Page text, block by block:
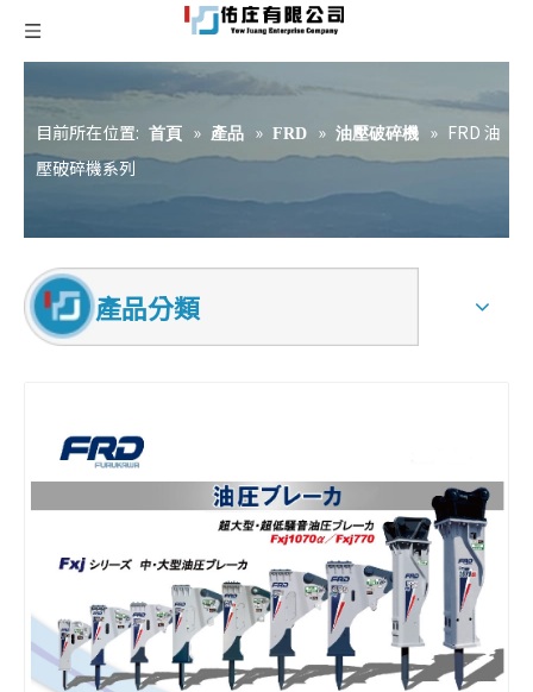
目前所在位置: 首頁 » 產品 » FRD » 油壓破碎機 » FRD 油
壓破碎機系列
產品分類